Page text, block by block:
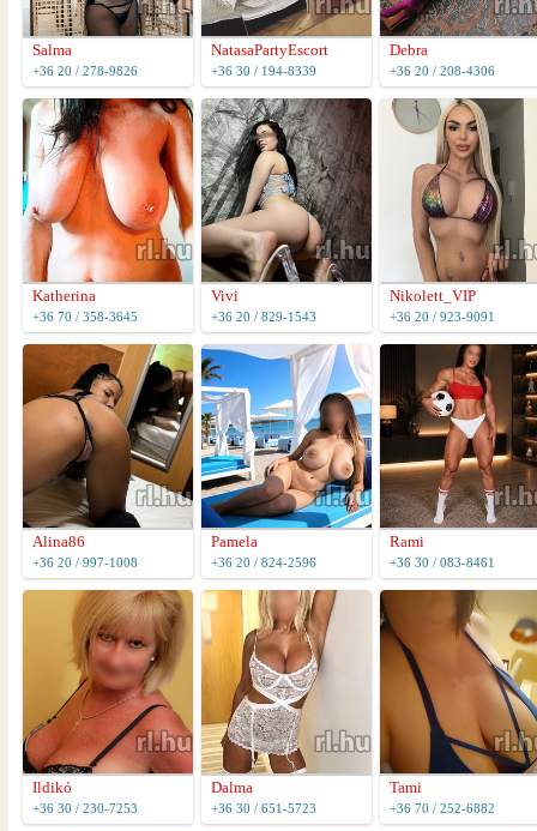
Salma
+36 20 / 278-9826
NatasaPartyEscort
+36 30 / 194-8339
Debra
+36 20 / 208-4306
Katherina
+36 70 / 358-3645
Vivi
+36 20 / 829-1543
Nikolett_VIP
+36 20 / 923-9091
Alina86
+36 20 / 997-1008
Pamela
+36 20 / 824-2596
Rami
+36 30 / 083-8461
Ildikó
+36 30 / 230-7253
Dalma
+36 30 / 651-5723
Tami
+36 70 / 252-6882